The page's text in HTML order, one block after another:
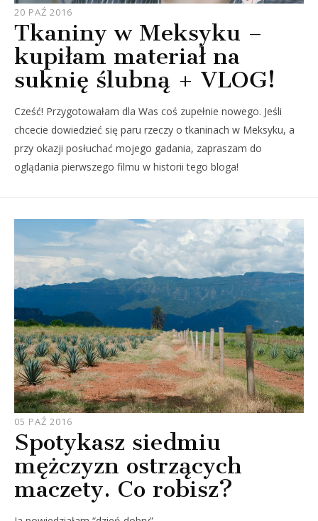
20 PAŹ 2016
Tkaniny w Meksyku –
kupiłam materiał na
suknię ślubną + VLOG!
Cześć! Przygotowałam dla Was coś zupełnie nowego. Jeśli
chcecie dowiedzieć się paru rzeczy o tkaninach w Meksyku, a
przy okazji posłuchać mojego gadania, zapraszam do
oglądania pierwszego filmu w historii tego bloga!
05 PAŹ 2016
Spotykasz siedmiu
mężczyzn ostrzących
maczety. Co robisz?